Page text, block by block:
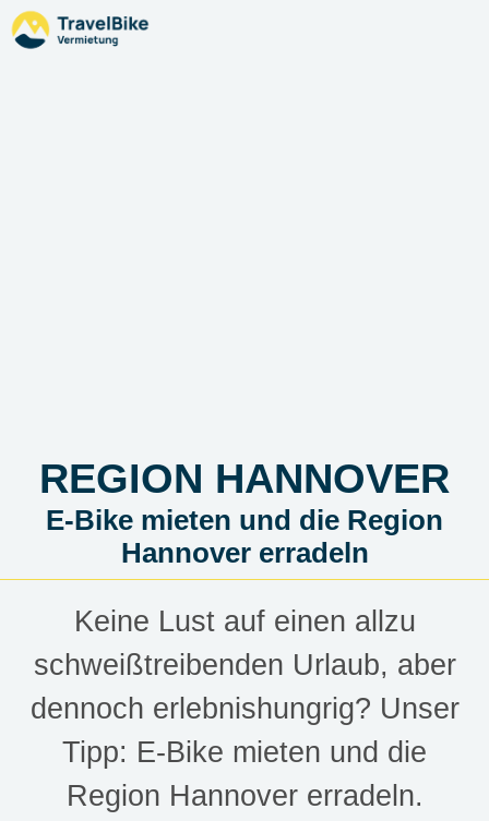
REGION HANNOVER
E-Bike mieten und die Region
Hannover erradeln
Keine Lust auf einen allzu
schweißtreibenden Urlaub, aber
dennoch erlebnishungrig? Unser
Tipp: E-Bike mieten und die
Region Hannover erradeln.